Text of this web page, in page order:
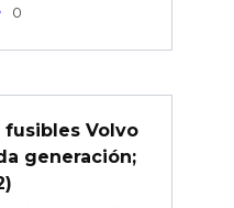
0
fusibles Volvo
generación;